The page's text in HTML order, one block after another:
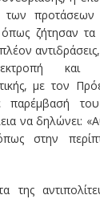
των
ζήτησαν τα
και
με τον
παρέμβασή
να δηλώνει:
στην
της